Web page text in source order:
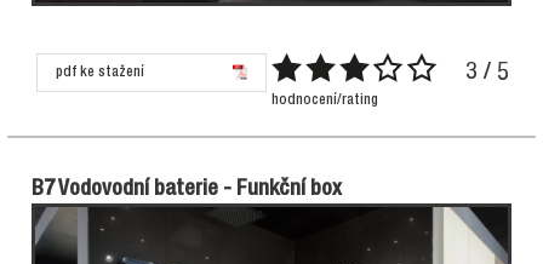
pdf ke stažení 3 / 5
hodnocení/rating
B7 Vodovodní baterie - Funkční box